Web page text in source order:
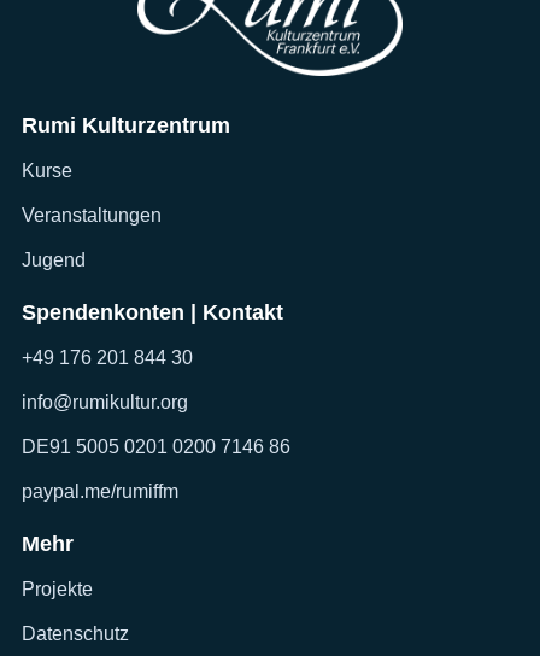
Rumi Kulturzentrum
Kurse
Veranstaltungen
Jugend
Spendenkonten | Kontakt
+49 176 201 844 30
info@rumikultur.org
DE91 5005 0201 0200 7146 86
paypal.me/rumiffm
Mehr
Projekte
Datenschutz